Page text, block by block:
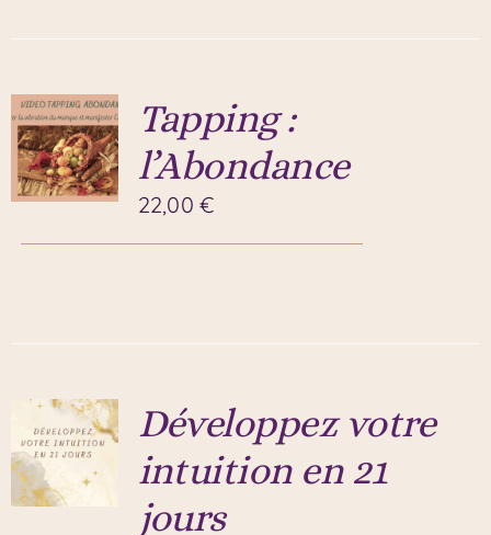
Tapping :
l’Abondance
22,00€
Développez votre
intuition en 21
jours